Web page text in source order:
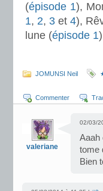
(épisode 1),
1, 2, 3 et4),
lune (épisode 1
JOMUNSI Neil
Commenter
valeriane
02/03/
Aaah
tome
Bien